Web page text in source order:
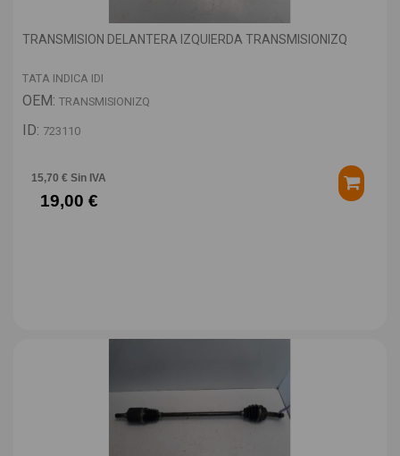
TRANSMISION DELANTERA IZQUIERDA TRANSMISIONIZQ
TATA INDICA IDI
OEM: TRANSMISIONIZQ
ID: 723110
15,70 € Sin IVA
19,00 €